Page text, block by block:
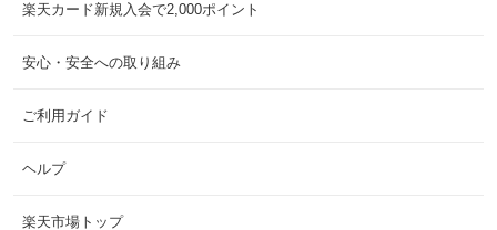
楽天カード新規入会で2,000ポイント
安心・安全への取り組み
ご利用ガイド
ヘルプ
楽天市場トップ